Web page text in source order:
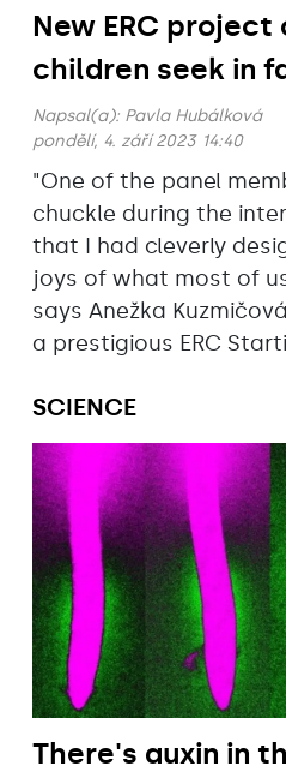
New ERC
children seek in
Napsal(a): Pavla Hubálková
pondělí, 4. září 2023 14:40
"One of the panel
chuckle during the
that I had cleverly
joys of what most of
says Anežka
a prestigious ERC
SCIENCE
There's auxin in